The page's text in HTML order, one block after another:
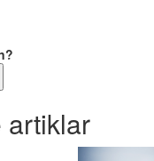
artiklar